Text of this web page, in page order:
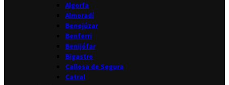
Algorfa
Almoradí
Benejúzar
Benferri
Benijófar
Bigastro
Callosa de Segura
Catral